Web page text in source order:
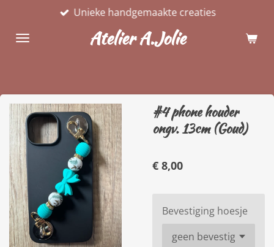
naar
Atelier A.Jolie
Unieke handgemaakte creaties
#4 phone houder
ongv. 13cm (Goud)
€ 8,00
Bevestiging hoesje